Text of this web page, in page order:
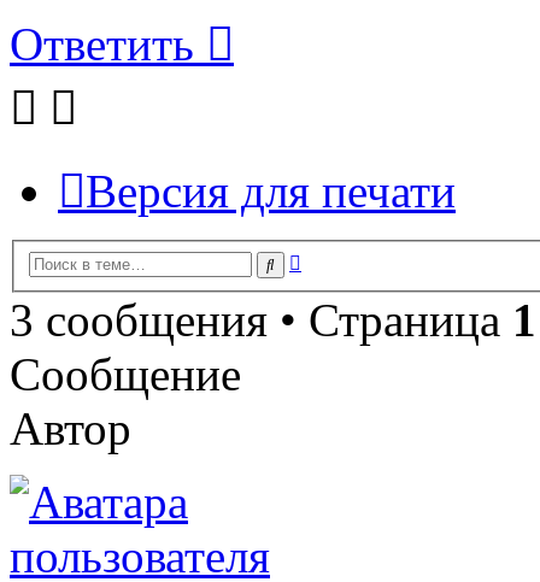
Ответить
Версия для печати
Поиск
3 сообщения • Страница 1
Сообщение
Автор